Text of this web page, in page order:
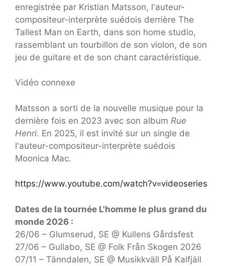
enregistrée par Kristian Matsson, l'auteur-
compositeur-interprète suédois derrière The
Tallest Man on Earth, dans son home studio,
rassemblant un tourbillon de son violon, de son
jeu de guitare et de son chant caractéristique.
Vidéo connexe
Matsson a sorti de la nouvelle musique pour la
dernière fois en 2023 avec son album Rue
Henri. En 2025, il est invité sur un single de
l'auteur-compositeur-interprète suédois
Moonica Mac.
https://www.youtube.com/watch?v=videoseries
Dates de la tournée L'homme le plus grand du
monde 2026 :
26/06 – Glumserud, SE @ Kullens Gårdsfest
27/06 – Gullabo, SE @ Folk Från Skogen 2026
07/11 – Tänndalen, SE @ Musikkväll På Kalfjäll